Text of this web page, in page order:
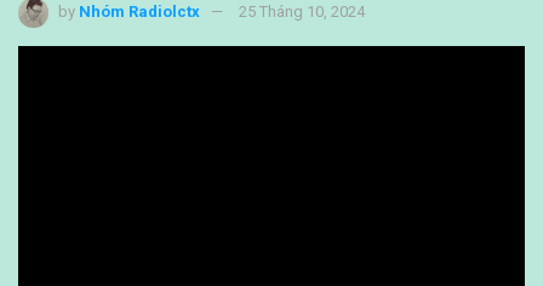
by Nhóm Radiolctx 25 Tháng 10, 2024